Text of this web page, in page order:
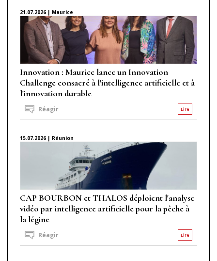
21.07.2026 | Maurice
Innovation : Maurice lance un Innovation
Challenge consacré à l'intelligence artificielle et à
l'innovation durable
Lire
Réagir
15.07.2026 | Réunion
CAP BOURBON et THALOS déploient l'analyse
vidéo par intelligence artificielle pour la pêche à
la légine
Lire
Réagir